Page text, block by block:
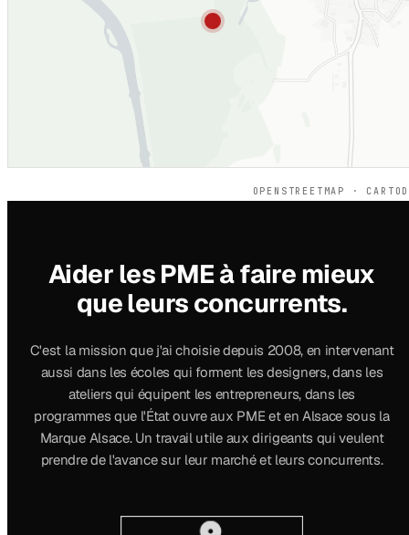
OPENSTREETMAP ·
Aider les PME à faire mieux
que leurs concurrents.
C'est la mission que j'ai choisie depuis 2008, en intervenant
aussi dans les écoles qui forment les designers, dans les
ateliers qui équipent les entrepreneurs, dans les
programmes que l'État ouvre aux PME et en Alsace sous la
Marque Alsace. Un travail utile aux dirigeants qui veulent
prendre de l'avance sur leur marché et leurs concurrents.